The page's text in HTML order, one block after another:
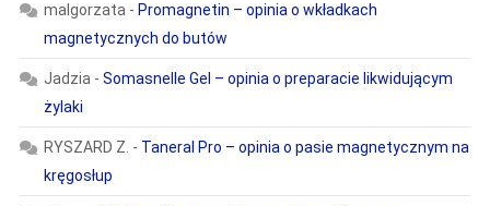
malgorzata - Promagnetin – opinia o wkładkach
magnetycznych do butów
Jadzia - Somasnelle Gel – opinia o preparacie likwidującym
żylaki
RYSZARD Z. - Taneral Pro – opinia o pasie magnetycznym na
kręgosłup